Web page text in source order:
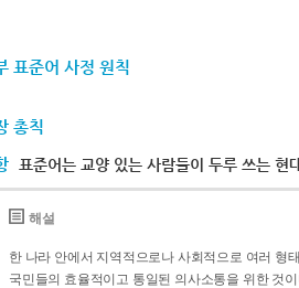
표준어 사정 원칙
총칙
표준어는 교양 있는 사람들이 두루 쓰는 현
해설
한 나라 안에서 지역적으로나 사회적으로 여러 형
국민들의 효율적이고 통일된 의사소통을 위한 것